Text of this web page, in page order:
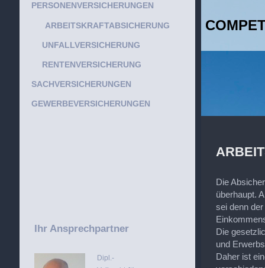
Die
überhaupt.
sei denn
Die
und
Daher ist
PERSONENVERSICHERUNGEN
ARBEITSKRAFTABSICHERUNG
UNFALLVERSICHERUNG
RENTENVERSICHERUNG
SACHVERSICHERUNGEN
GEWERBEVERSICHERUNGEN
Ihr Ansprechpartner
Dipl.-